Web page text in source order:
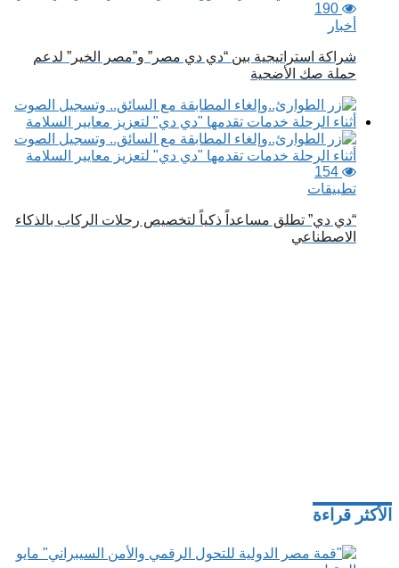
190
أخبار
شراكة استراتيجية بين “دي دي مصر” و”مصر الخير” لدعم
حملة صك الأضحية
154
تطبيقات
“دي دي” تطلق مساعداً ذكياً لتخصيص رحلات الركاب بالذكاء
الاصطناعي
الأكثر قراءة